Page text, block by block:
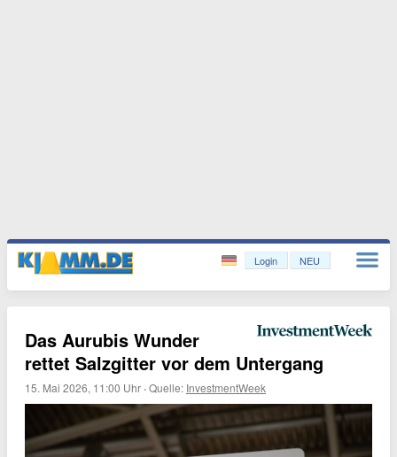
Login NEU
Das Aurubis Wunder
rettet Salzgitter vor dem Untergang
15. Mai 2026, 11:00 Uhr ·Quelle: InvestmentWeek